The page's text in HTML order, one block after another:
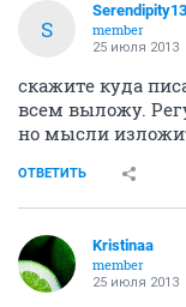
S
Serendipity13
member
25 июля 2013
скажите куда
всем выложу.
но мысли
ОТВЕТИТЬ
Kristinaa
member
25 июля 2013